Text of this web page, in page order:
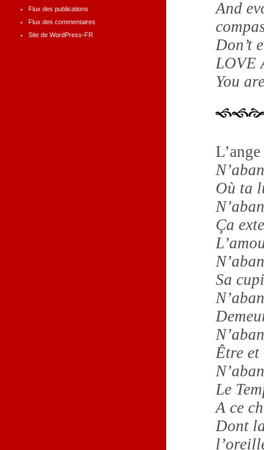
And
Don’t
LOVE
You
Où ta
Ça
Sa
Être
Le
A ce
Dont
Flux des publications
Flux des commentaires
Site de WordPress-FR